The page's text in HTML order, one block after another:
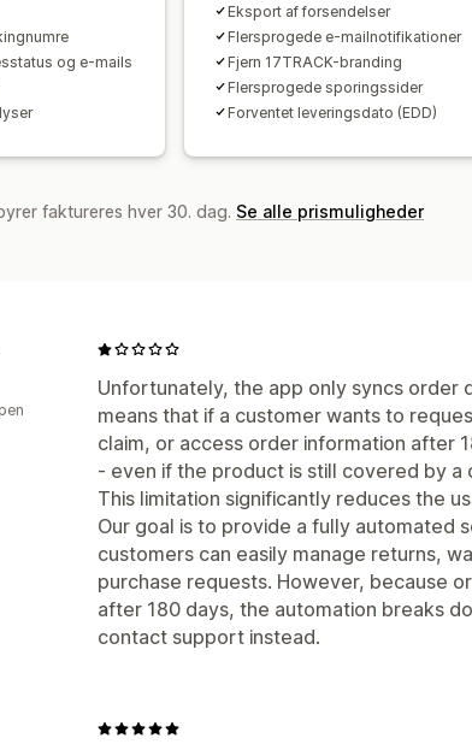
og e-mails
Eksport af forsendelser
Flersprogede e-mailnotifikationer
Fjern 17TRACK-branding
Flersprogede sporingssider
Forventet leveringsdato (EDD)
faktureres hver 30. dag. Se alle prismuligheder
Unfortunately, the app only syncs order
means that if a customer wants to
claim, or access order information after
- even if the product is still covered by a
This limitation significantly reduces the
Our goal is to provide a fully automated
customers can easily manage returns,
purchase requests. However, because
after 180 days, the automation breaks
contact support instead.